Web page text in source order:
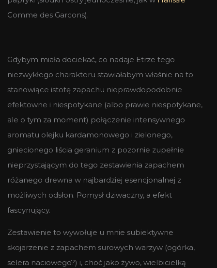
Comme des Garcons).
Gdybym miała dociekać, co nadaje Etrze tego
niezwykłego charakteru stawiałabym właśnie na to
stanowiące istotę zapachu nieprawdopodobnie
efektowne i niespotykane (albo prawie niespotykane,
ale o tym za moment) połączenie intensywnego
aromatu olejku kardamonowego i zielonego,
gniecionego liścia geranium z pozornie zupełnie
nieprzystającym do tego zestawienia zapachem
różanego drewna w najbardziej esencjonalnej z
możliwych odsłon. Pomysł dziwaczny, a efekt
fascynujący.
Zestawienie to wywołuje u mnie subiektywne
skojarzenie z zapachem surowych warzyw (ogórka,
selera naciowego?) i, choć jako żywo, wielbicielką